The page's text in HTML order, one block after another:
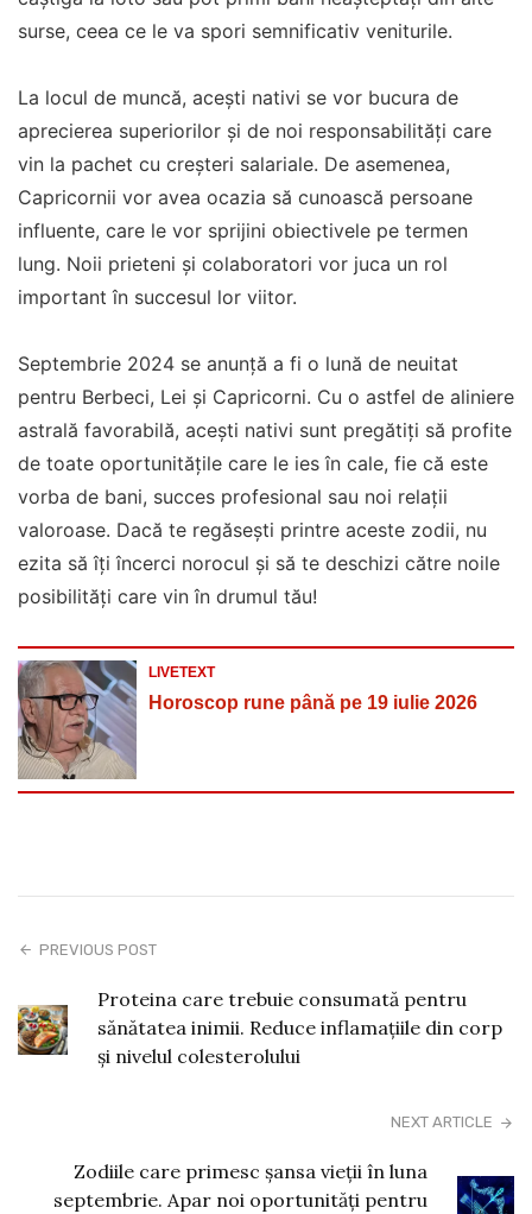
surse, ceea ce le va spori semnificativ veniturile.
La locul de muncă, acești nativi se vor bucura de
aprecierea superiorilor și de noi responsabilități care
vin la pachet cu creșteri salariale. De asemenea,
Capricornii vor avea ocazia să cunoască persoane
influente, care le vor sprijini obiectivele pe termen
lung. Noii prieteni și colaboratori vor juca un rol
important în succesul lor viitor.
Septembrie 2024 se anunță a fi o lună de neuitat
pentru Berbeci, Lei și Capricorni. Cu o astfel de aliniere
astrală favorabilă, acești nativi sunt pregătiți să profite
de toate oportunitățile care le ies în cale, fie că este
vorba de bani, succes profesional sau noi relații
valoroase. Dacă te regăsești printre aceste zodii, nu
ezita să îți încerci norocul și să te deschizi către noile
posibilități care vin în drumul tău!
LIVETEXT
Horoscop rune până pe 19 iulie 2026
PREVIOUS POST
Proteina care trebuie consumată pentru
sănătatea inimii. Reduce inflamațiile din corp
și nivelul colesterolului
NEXT ARTICLE
Zodiile care primesc șansa vieții în luna
septembrie. Apar noi oportunități pentru